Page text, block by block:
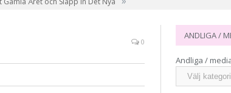
0
ANDLIGA /
Andliga /